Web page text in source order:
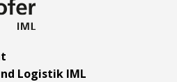
Logistik IML